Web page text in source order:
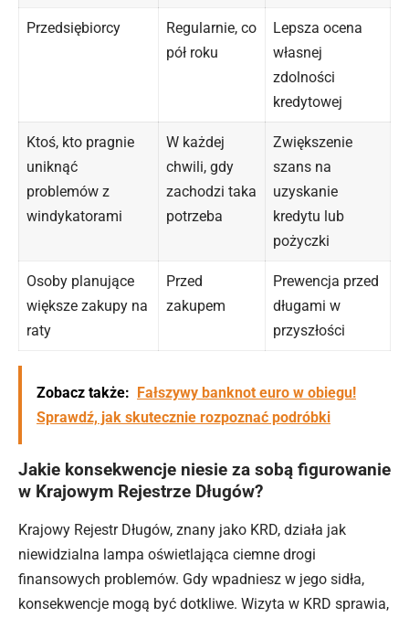
Przedsiębiorcy
Regularnie, co
pół roku
Lepsza ocena
własnej
zdolności
kredytowej
Ktoś, kto pragnie
uniknąć
problemów z
windykatorami
W każdej
chwili, gdy
zachodzi taka
potrzeba
Zwiększenie
szans na
uzyskanie
kredytu lub
pożyczki
Osoby planujące
większe zakupy na
raty
Przed
zakupem
Prewencja przed
długami w
przyszłości
Zobacz także: Fałszywy banknot euro w obiegu!
Sprawdź, jak skutecznie rozpoznać podróbki
Jakie konsekwencje niesie za sobą figurowanie
w Krajowym Rejestrze Długów?
Krajowy Rejestr Długów, znany jako KRD, działa jak
niewidzialna lampa oświetlająca ciemne drogi
finansowych problemów. Gdy wpadniesz w jego sidła,
konsekwencje mogą być dotkliwe. Wizyta w KRD sprawia,